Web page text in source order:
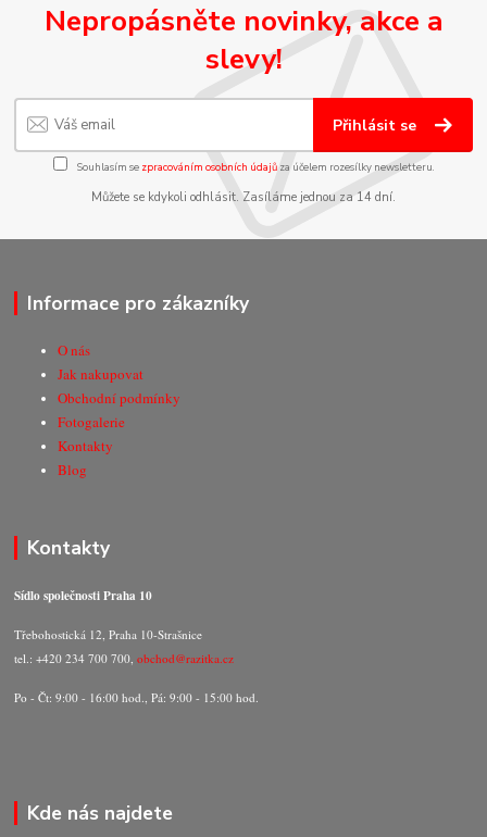
Nepropásněte novinky, akce a
slevy!
Přihlásit se
Souhlasím se zpracováním osobních údajůza účelem rozesílky newsletteru.
Můžete se kdykoli odhlásit. Zasíláme jednou za 14 dní.
Informace pro zákazníky
O nás
Jak nakupovat
Obchodní podmínky
Fotogalerie
Kontakty
Blog
Kontakty
Sídlo společnosti Praha 10
Třebohostická 12, Praha 10-Strašnice
tel.: +420 234 700 700,obchod@razitka.cz
Po - Čt: 9:00 - 16:00 hod., Pá: 9:00 - 15:00 hod.
Kde nás najdete